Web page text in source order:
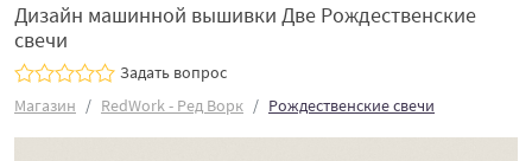
Дизайн машинной вышивки Две Рождественские
свечи
Задать вопрос
Магазин
RedWork - Ред Ворк Рождественские свечи